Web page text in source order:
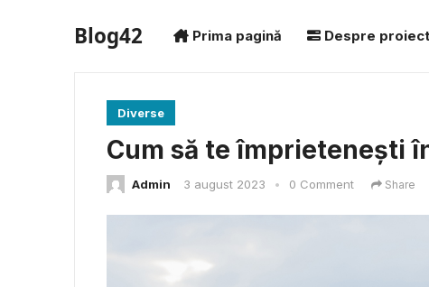
Blog42 Prima pagină Despre proiect
Diverse
Cum să te împrietenești
Admin 3 august 2023 • 0 Comment Share